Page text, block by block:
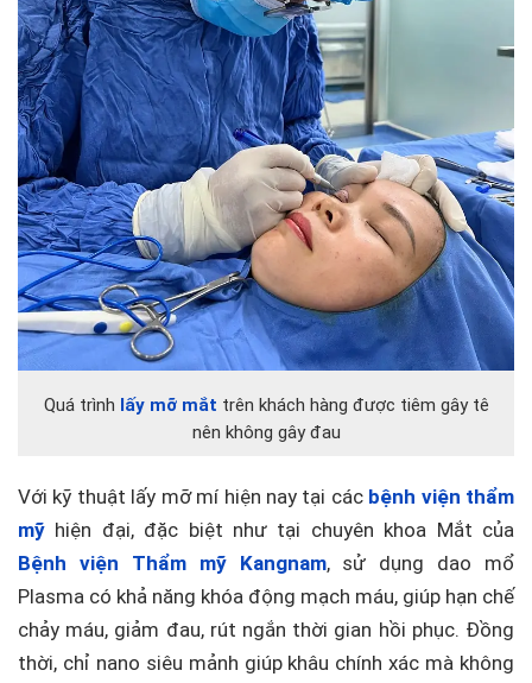
Quá trình lấy mỡ mắt trên khách hàng được tiêm gây tê
nên không gây đau
Với kỹ thuật lấy mỡ mí hiện nay tại các bệnh viện thẩm
mỹ hiện đại, đặc biệt như tại chuyên khoa Mắt của
Bệnh viện Thẩm mỹ Kangnam, sử dụng dao mổ
Plasma có khả năng khóa động mạch máu, giúp hạn chế
chảy máu, giảm đau, rút ngắn thời gian hồi phục. Đồng
thời, chỉ nano siêu mảnh giúp khâu chính xác mà không